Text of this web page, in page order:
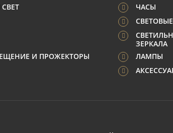
ЧАСЫ
ЗЕРКАЛА
И ПРОЖЕКТОРЫ
ЛАМПЫ